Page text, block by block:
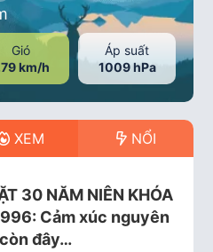
Gió
km/h
Áp suất
1009 hPa
XEM NỔI
30 NĂM NIÊN KHÓA
Cảm xúc nguyên
đây…